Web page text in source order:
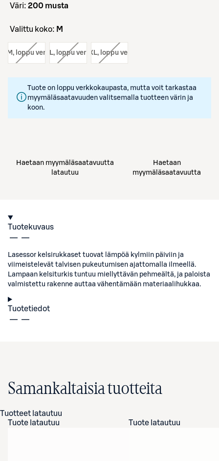
väri: 200 musta
Valittu koko: M
M, loppu verkosta
koko: L, loppu verkosta
koko: XL, loppu verkosta
Tuote on loppu verkkokaupasta, mutta voit tarkastaa
myymäläsaatavuuden valitsemalla tuotteen värin ja
koon.
Haetaan myymäläsaatavuutta
latautuu
Haetaan
myymäläsaatavuutta
Tuotekuvaus
Lasessor kelsirukkaset tuovat lämpöä kylmiin päiviin ja
viimeistelevät talvisen pukeutumisen ajattomalla ilmeellä.
Lampaan kelsiturkis tuntuu miellyttävän pehmeältä, ja paloista
valmistettu rakenne auttaa vähentämään materiaalihukkaa.
Tuotetiedot
Samankaltaisia tuotteita
Tuotteet latautuu
Tuote latautuu
Tuote latautuu